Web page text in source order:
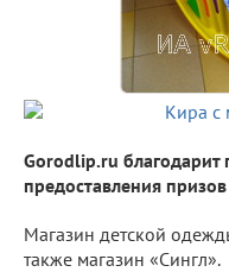
Gorodlip.ru благодарит
предоставления
Магазин детской
также магазин «Сингл».